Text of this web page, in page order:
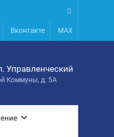
Вконтакте MAX
Управленческий
Коммуны, д. 5А